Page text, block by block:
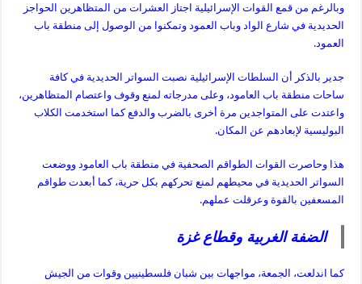
وبالرغم من قمع القوات الإسرائيلية اجتاز العشرات من المتظاهرين الحواجز
الحديدية في شارع الواد وباب العمود وتمكنوا من الوصول إلى منطقة باب
العمود.
جدير بالذكر أن السلطات الإسرائيلية نصبت السواتر الحديدية في كافة
ساحات منطقة باب العامود، وعلى مدرجاته لمنع وقوف واعتصام المتظاهرين،
واعتدت على المتواجدين مرة أخرى بالضرب والدفع كما استخدمت الكلاب
البوليسية لإبعادهم عن المكان.
هذا وحاصرت القوات الطواقم الصحفية في منطقة باب العامود ووضعت
السواتر الحديدية في محيطهم لمنع تحركهم بكل حرية، كما أبعدت طواقم
المسعفين بالقوة وعرقلت عملهم.
الضفة الغربية وقطاع غزة
كما اندلعت، الجمعة، مواجهات بين شبان فلسطينيين وقوات من الجيش